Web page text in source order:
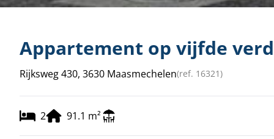
Appartement op vijfde
Rijksweg 430, 3630 Maasmechelen(ref. 16321)
2 91.1 m²